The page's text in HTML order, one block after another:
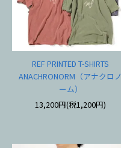
REF PRINTED T-SHIRTS
ANACHRONORM（アナクロノ
ーム）
13,200円(税1,200円)